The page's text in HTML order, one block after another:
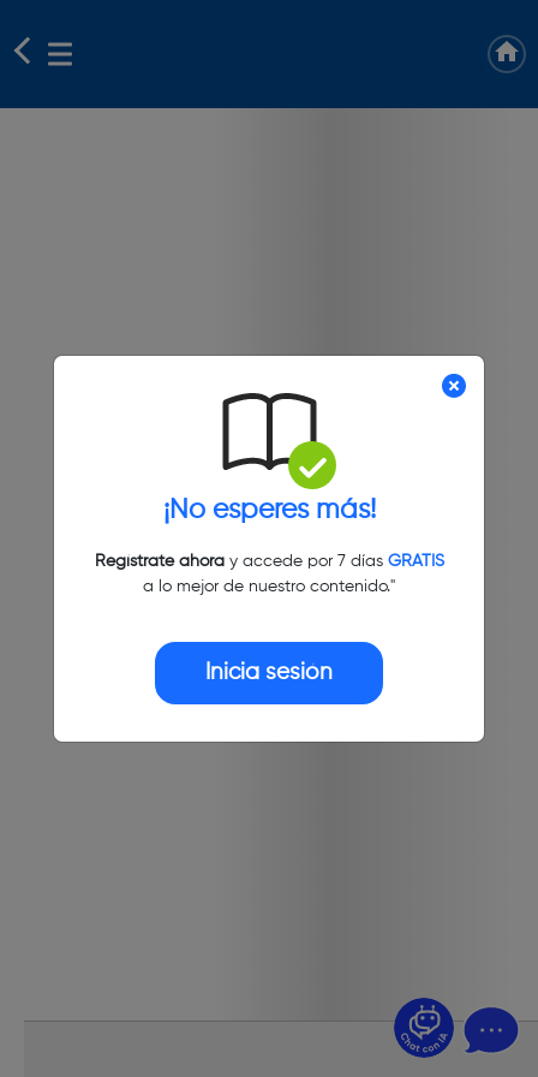
¡No esperes más!
Regístrate ahoray accede por 7 días GRATIS
a lo mejor de nuestro contenido."
Inicia sesión